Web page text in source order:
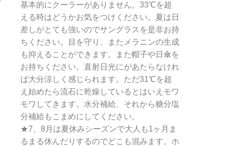
基本的にクーラーがありません。33℃を超
える時はどうかお気をつけください。夏は日
差しがとても強いのでサングラスを是非お持
ちください。目を守り、またメラニンの生成
も抑えることができます。また帽子や日傘を
お持ちください。直射日光にがあたらなけれ
ば大分涼しく感じられます。ただ31℃を超
え始めたら流石に乾燥しているとはいえモワ
モワしてきます。水分補給、それから糖分塩
分補給もこまめにしてください。
★7、8月は夏休みシーズンで大人も1ヶ月ま
るまる休んだりするのでどこも混みます。ホ